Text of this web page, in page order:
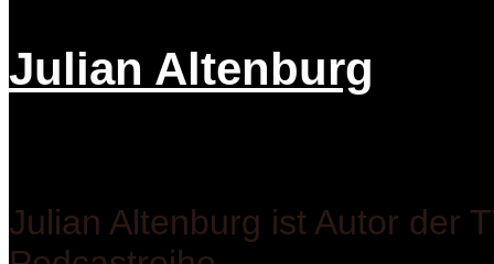
Julian Altenburg
Julian Altenburg ist Autor der